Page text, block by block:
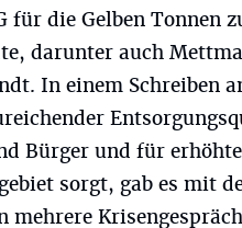
für die Gelben Tonnen
darunter auch
In einem Schreiben
Bürger und für
sorgt, gab es mit
mehrere